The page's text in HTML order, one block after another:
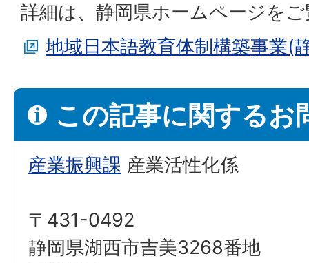
詳細は、静岡県ホームページを
地域日本語教育体制構築事業(
この記事に関するお
産業振興課 産業活性化係
〒431-0492
静岡県湖西市吉美3268番地